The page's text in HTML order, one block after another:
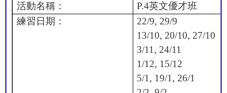
活動名稱： P.4英文優才班
練習日期：
22/9, 29/9
13/10, 20/10, 27/10
3/11, 24/11
1/12, 15/12
5/1, 19/1, 26/1